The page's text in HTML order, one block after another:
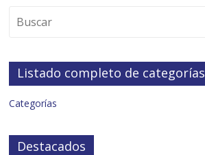
Listado completo de categorías
Categorías
Destacados